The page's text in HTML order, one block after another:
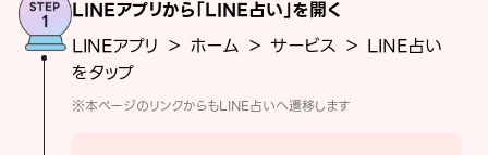
LINEアプリから「LINE占い」を開く
LINEアプリ ＞ ホーム ＞ サービス ＞ LINE占い
をタップ
※本ページのリンクからもLINE占いへ遷移します